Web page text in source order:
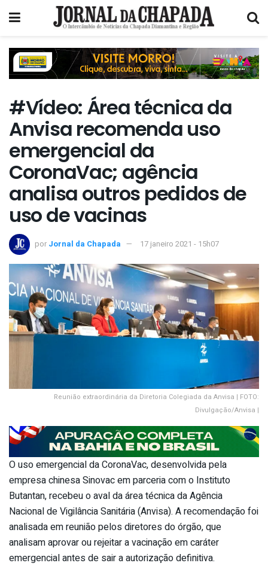
#Vídeo: Área técnica da
Anvisa recomenda uso
emergencial da
CoronaVac; agência
analisa outros pedidos de
uso de vacinas
por Jornal da Chapada 17 janeiro 2021 - 15h07
Reunião extraordinária da Diretoria Colegiada da Anvisa | FOTO:
Divulgação/Anvisa |
O uso emergencial da CoronaVac, desenvolvida pela
empresa chinesa Sinovac em parceria com o Instituto
Butantan, recebeu o aval da área técnica da Agência
Nacional de Vigilância Sanitária (Anvisa). A recomendação foi
analisada em reunião pelos diretores do órgão, que
analisam aprovar ou rejeitar a vacinação em caráter
emergencial antes de sair a autorização definitiva.